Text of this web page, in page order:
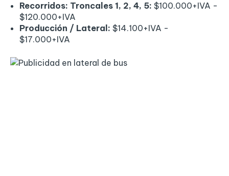
Recorridos: Troncales 1, 2, 4, 5: $100.000+IVA -
$120.000+IVA
Producción / Lateral: $14.100+IVA -
$17.000+IVA